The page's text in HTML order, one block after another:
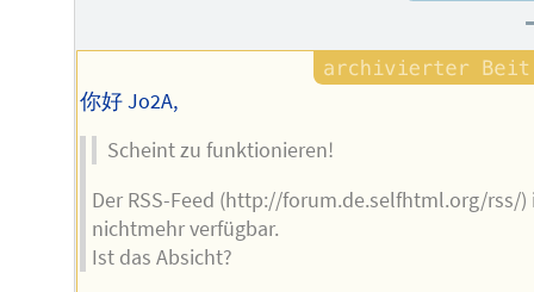
Autors
你好 Jo2A,
Scheint zu funktionieren!
Der RSS-Feed (http://forum.de.selfhtml.org/rss/)
nichtmehr verfügbar.
Ist das Absicht?